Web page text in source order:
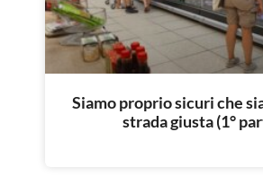
Siamo proprio sicuri che
strada giusta (1°